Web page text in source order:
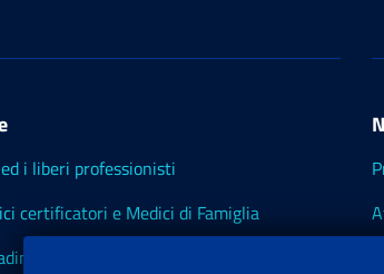
i liberi professionisti
certificatori e Medici di Famiglia